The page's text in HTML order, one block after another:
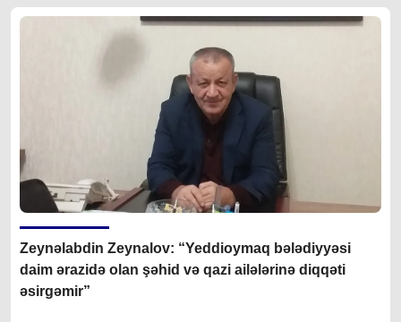
Zeynəlabdin Zeynalov: “Yeddioymaq bələdiyyəsi
daim ərazidə olan şəhid və qazi ailələrinə diqqəti
əsirgəmir”